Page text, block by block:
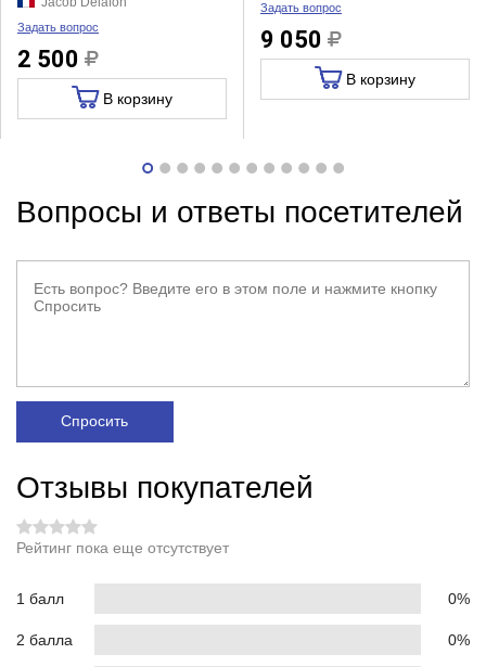
Задать вопрос
2 500
В корзину
Задать вопрос
9 050
В корзину
Вопросы и ответы посетителей
Спросить
Отзывы покупателей
Рейтинг пока еще отсутствует
1 балл 0%
2 балла 0%